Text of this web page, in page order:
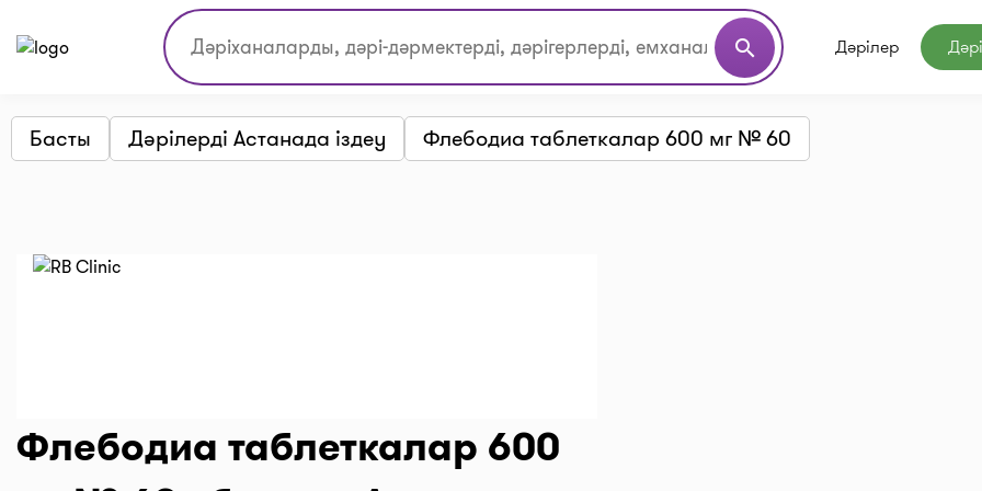
search Дәрілер
Басты Дәрілерді Астанада іздеу Флебодиа таблеткалар 600 мг № 60
Флебодиа таблеткалар 600